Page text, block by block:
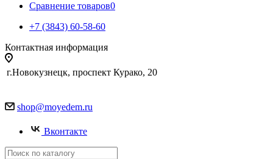
Сравнение товаров0
+7 (3843) 60-58-60
Контактная информация
г.Новокузнецк, проспект Курако, 20
shop@moyedem.ru
Вконтакте